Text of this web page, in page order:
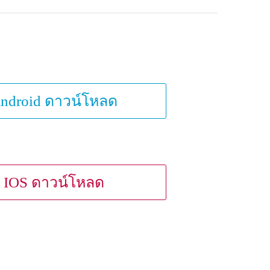
ดาวน์โหลด
IOS ดาวน์โหลด